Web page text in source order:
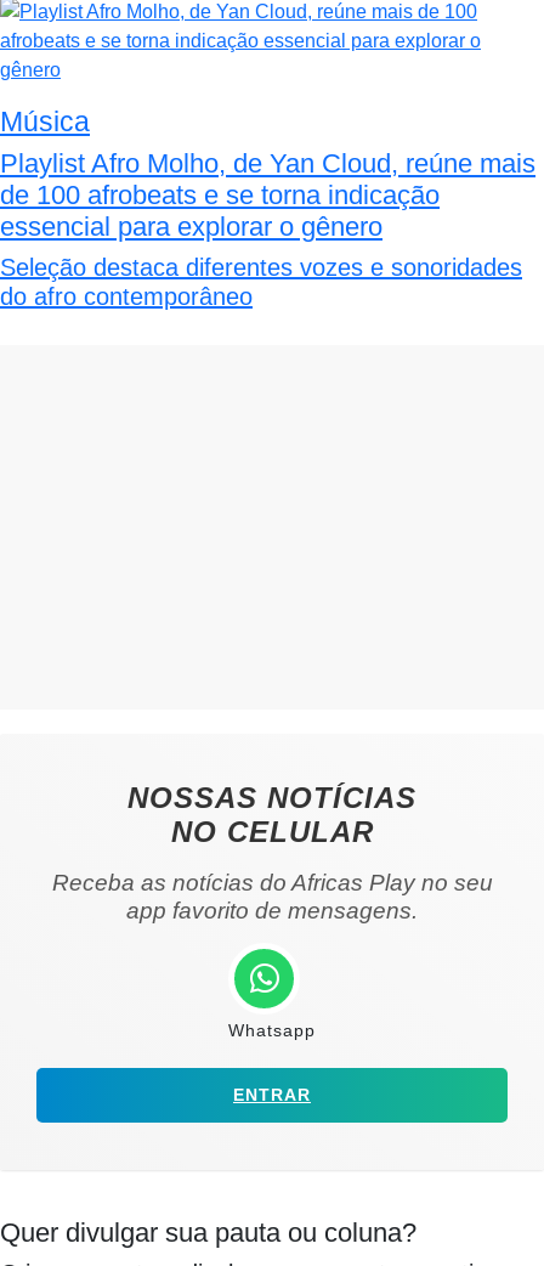
Música
Playlist Afro Molho, de Yan Cloud, reúne mais
de 100 afrobeats e se torna indicação
essencial para explorar o gênero
Seleção destaca diferentes vozes e sonoridades
do afro contemporâneo
NOSSAS NOTÍCIAS
NO CELULAR
Receba as notícias do Africas Play no seu
app favorito de mensagens.
Whatsapp
ENTRAR
Quer divulgar sua pauta ou coluna?